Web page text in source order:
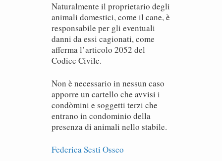
Naturalmente il proprietario degli
animali domestici, come il cane, è
responsabile per gli eventuali
danni da essi cagionati, come
afferma l’articolo 2052 del
Codice Civile.
Non è necessario in nessun caso
apporre un cartello che avvisi i
condòmini e soggetti terzi che
entrano in condominio della
presenza di animali nello stabile.
Federica Sesti Osseo